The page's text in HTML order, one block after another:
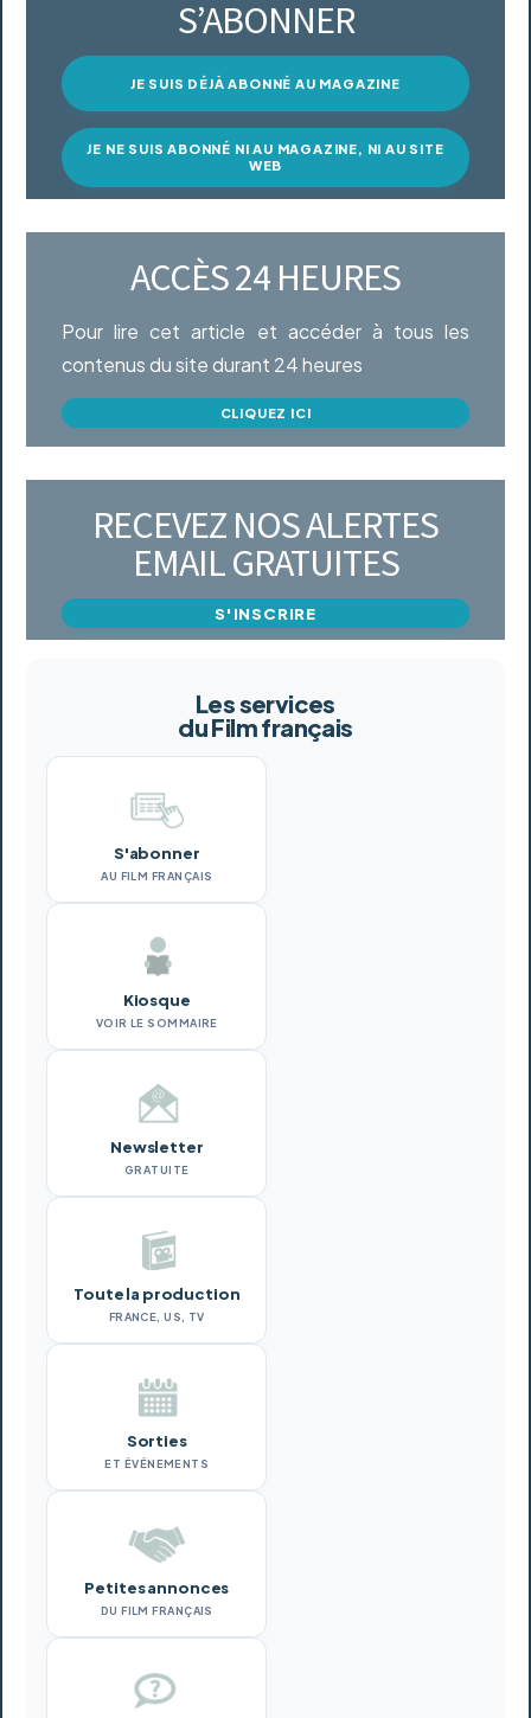
S’ABONNER
JE SUIS DÉJÀ ABONNÉ AU MAGAZINE
JE NE SUIS ABONNÉ NI AU MAGAZINE, NI AU SITE
WEB
ACCÈS 24 HEURES
Pour lire cet article et accéder à tous les
contenus du site durant 24 heures
CLIQUEZ ICI
RECEVEZ NOS ALERTES
EMAIL GRATUITES
S'INSCRIRE
Les services
du Film français
S'abonner
AU FILM FRANÇAIS
Kiosque
VOIR LE SOMMAIRE
Newsletter
GRATUITE
Toute la production
FRANCE, US, TV
Sorties
ET ÉVÉNEMENTS
Petites annonces
DU FILM FRANÇAIS